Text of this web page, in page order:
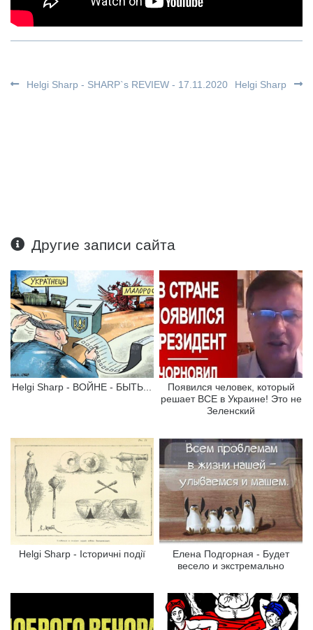
Helgi Sharp - SHARP`s REVIEW - 17.11.2020 Helgi Sharp
Другие записи сайта
Helgi Sharp - ВОЙНЕ - БЫТЬ...
Появился человек, который
решает ВСЕ в Украине! Это не
Зеленский
Helgi Sharp - Історичні події
Елена Подгорная - Будет
весело и экстремально